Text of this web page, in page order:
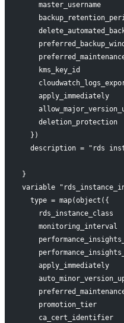
master_username
kms_key_id
apply_immediately
deletion_protection
  })
description = "rds
}
variable
  type = map(object({
rds_instance_class
monitoring_interval
apply_immediately
promotion_tier
ca_cert_identifier